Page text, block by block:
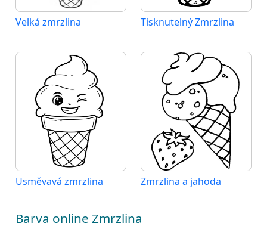
Velká zmrzlina Tisknutelný Zmrzlina
Usměvavá zmrzlina Zmrzlina a jahoda
Barva online Zmrzlina